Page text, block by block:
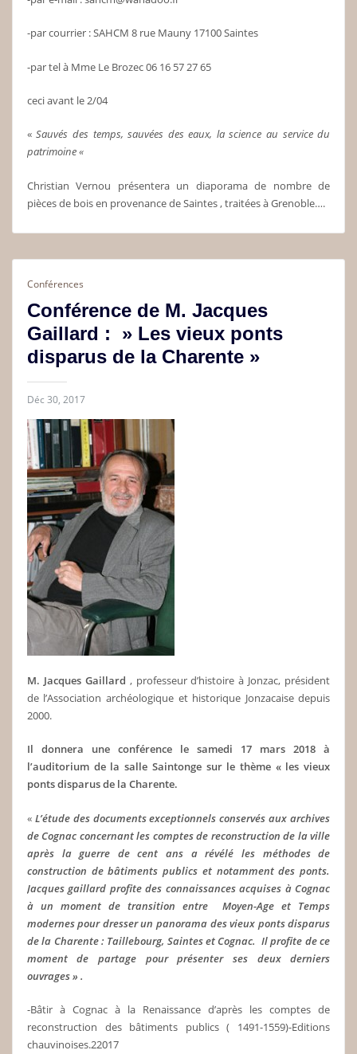
-par courrier : SAHCM 8 rue Mauny 17100 Saintes
-par tel à Mme Le Brozec 06 16 57 27 65
ceci avant le 2/04
«Sauvés des temps, sauvées des eaux, la science au service du
patrimoine «
Christian Vernou présentera un diaporama de nombre de
pièces de bois en provenance de Saintes , traitées à Grenoble….
Conférences
Conférence de M. Jacques
Gaillard : » Les vieux ponts
disparus de la Charente »
Déc 30, 2017
M. Jacques Gaillard , professeur d’histoire à Jonzac, président
de l’Association archéologique et historique Jonzacaise depuis
2000.
Il donnera une conférence le samedi 17 mars 2018 à
l’auditorium de la salle Saintonge sur le thème « les vieux
ponts disparus de la Charente.
« L’étude des documents exceptionnels conservés aux archives
de Cognac concernant les comptes de reconstruction de la ville
après la guerre de cent ans a révélé les méthodes de
construction de bâtiments publics et notamment des ponts.
Jacques gaillard profite des connaissances acquises à Cognac
à un moment de transition entre Moyen-Age et Temps
modernes pour dresser un panorama des vieux ponts disparus
de la Charente : Taillebourg, Saintes et Cognac. Il profite de ce
moment de partage pour présenter ses deux derniers
ouvrages » .
-Bâtir à Cognac à la Renaissance d’après les comptes de
reconstruction des bâtiments publics ( 1491-1559)-Editions
chauvinoises.22017